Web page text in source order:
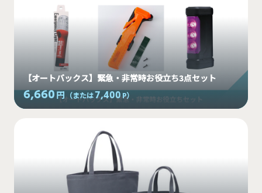
【オートバックス】緊急・非常時お役立ち3点セット
6,660円（または7,400P）